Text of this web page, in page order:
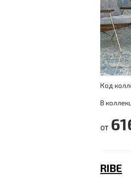
Код
В
от
RIBE